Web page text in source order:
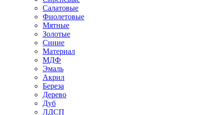
Салатовые
Фиолетовые
Мятные
Золотые
Синие
Материал
МДФ
Эмаль
Акрил
Береза
Дерево
Дуб
ЛДСП